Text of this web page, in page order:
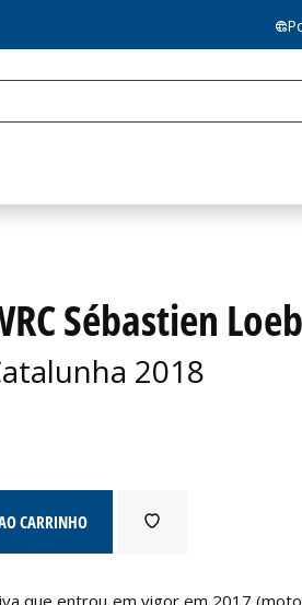
Sébastien Loeb
2018
CARRINHO
que entrou em vigor em 2017